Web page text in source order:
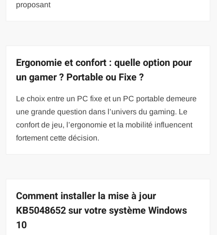
proposant
Ergonomie et confort : quelle option pour
un gamer ? Portable ou Fixe ?
Le choix entre un PC fixe et un PC portable demeure
une grande question dans l’univers du gaming. Le
confort de jeu, l’ergonomie et la mobilité influencent
fortement cette décision.
Comment installer la mise à jour
KB5048652 sur votre système Windows
10